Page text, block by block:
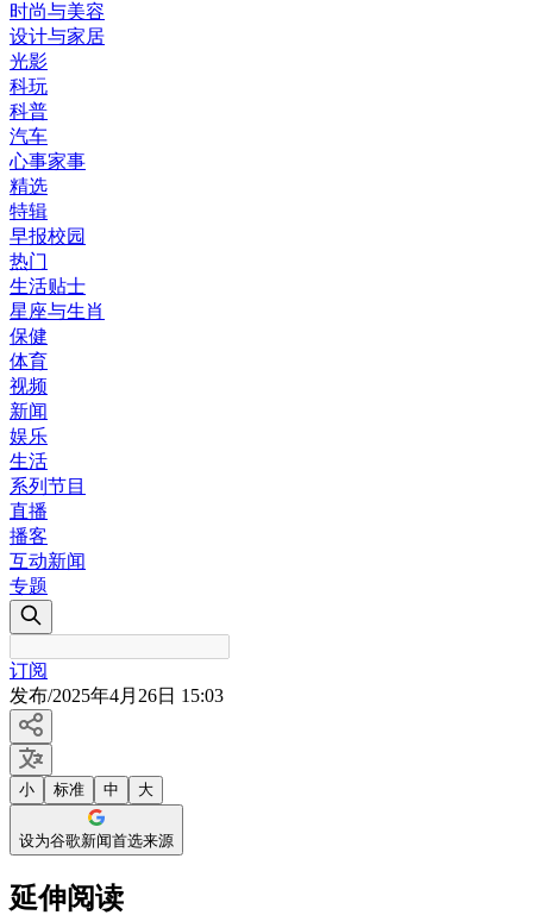
时尚与美容
设计与家居
光影
科玩
科普
汽车
心事家事
精选
特辑
早报校园
热门
生活贴士
星座与生肖
保健
体育
视频
新闻
娱乐
生活
系列节目
直播
播客
互动新闻
专题
订阅
发布/2025年4月26日 15:03
小 标准 中 大
设为谷歌新闻首选来源
延伸阅读